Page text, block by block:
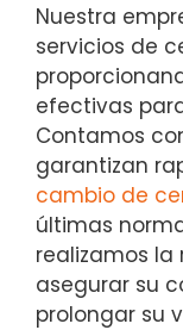
Nuestra
servicios de
efectivas
Contamos
garantizan
cambio de
últimas
realizamos
asegurar su
prolongar su